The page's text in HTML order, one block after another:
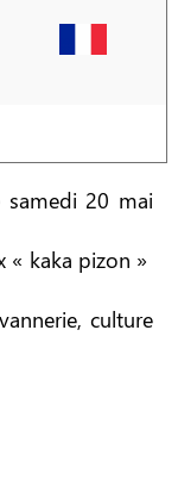
samedi 20 mai
« kaka pizon »
culture